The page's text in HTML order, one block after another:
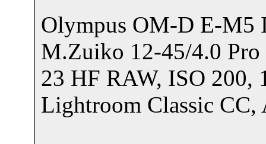
Olympus OM-D E-M5
M.Zuiko 12-45/4.0
23 HF RAW, ISO 200,
Lightroom Classic